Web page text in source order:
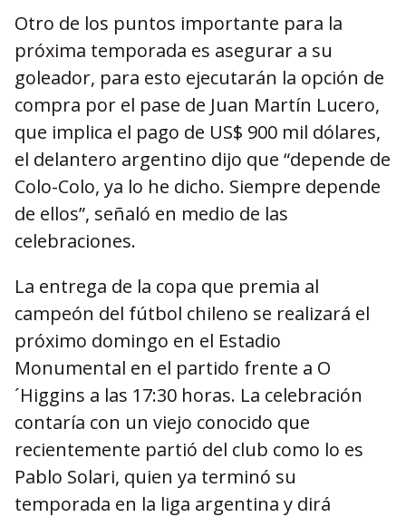
Otro de los puntos importante para la
próxima temporada es asegurar a su
goleador, para esto ejecutarán la opción de
compra por el pase de Juan Martín Lucero,
que implica el pago de US$ 900 mil dólares,
el delantero argentino dijo que “depende de
Colo-Colo, ya lo he dicho. Siempre depende
de ellos”, señaló en medio de las
celebraciones.
La entrega de la copa que premia al
campeón del fútbol chileno se realizará el
próximo domingo en el Estadio
Monumental en el partido frente a O
´Higgins a las 17:30 horas. La celebración
contaría con un viejo conocido que
recientemente partió del club como lo es
Pablo Solari, quien ya terminó su
temporada en la liga argentina y dirá